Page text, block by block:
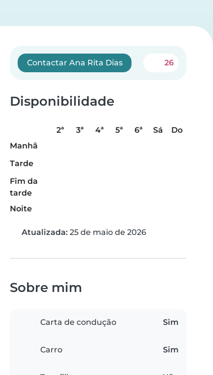
Contactar Ana Rita Dias 26
Disponibilidade
2ª 3ª 4ª 5ª 6ª Sá
Do
Manhã
Tarde
Fim da
tarde
Noite
Atualizada: 25 de maio de 2026
Sobre mim
Carta de condução Sim
Carro Sim